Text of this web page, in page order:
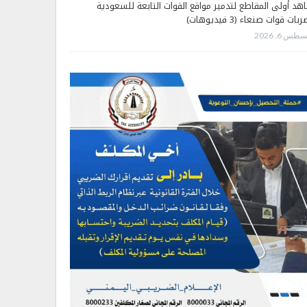
أولى المقاطع لتدمير مواقع القوات التابعة للسعودية
قوات صنعاء (3 فيديوهات)
6, 2026